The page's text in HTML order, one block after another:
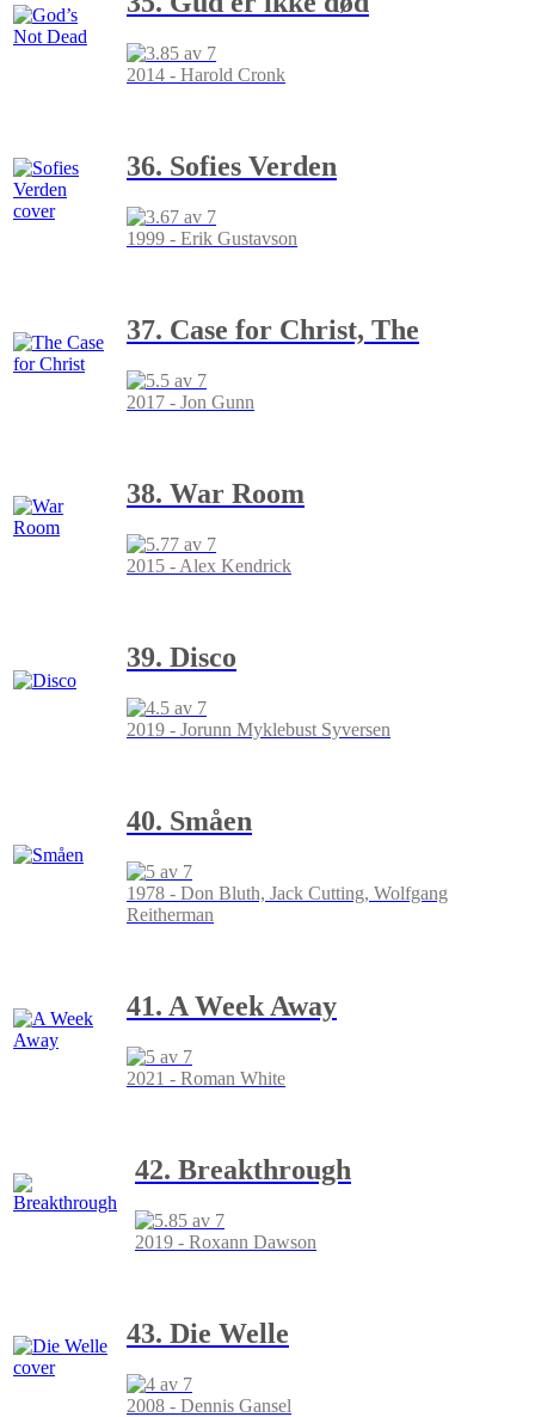
2014 - Harold Cronk
36. Sofies Verden
1999 - Erik Gustavson
37. Case for Christ, The
2017 - Jon Gunn
38. War Room
2015 - Alex Kendrick
39. Disco
2019 - Jorunn Myklebust Syversen
40. Småen
1978 - Don Bluth, Jack Cutting, Wolfgang
Reitherman
41. A Week Away
2021 - Roman White
42. Breakthrough
2019 - Roxann Dawson
43. Die Welle
2008 - Dennis Gansel